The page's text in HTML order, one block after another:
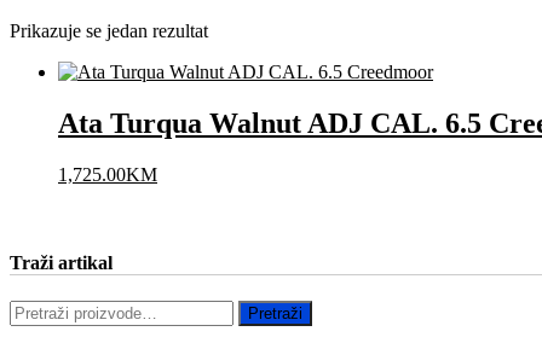
Prikazuje se jedan rezultat
Ata Turqua Walnut ADJ CAL. 6.5
1,725.00KM
Traži artikal
Pretraži: Pretraži